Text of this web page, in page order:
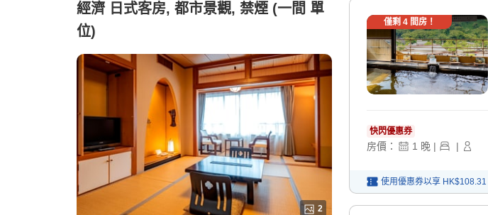
經濟 日式客房, 都市景觀, 禁煙 (一間 單
位)
2
僅剩 4間房！
快閃優惠券
房價： 1 晚 | |
使用優惠券以享 HK$108.31